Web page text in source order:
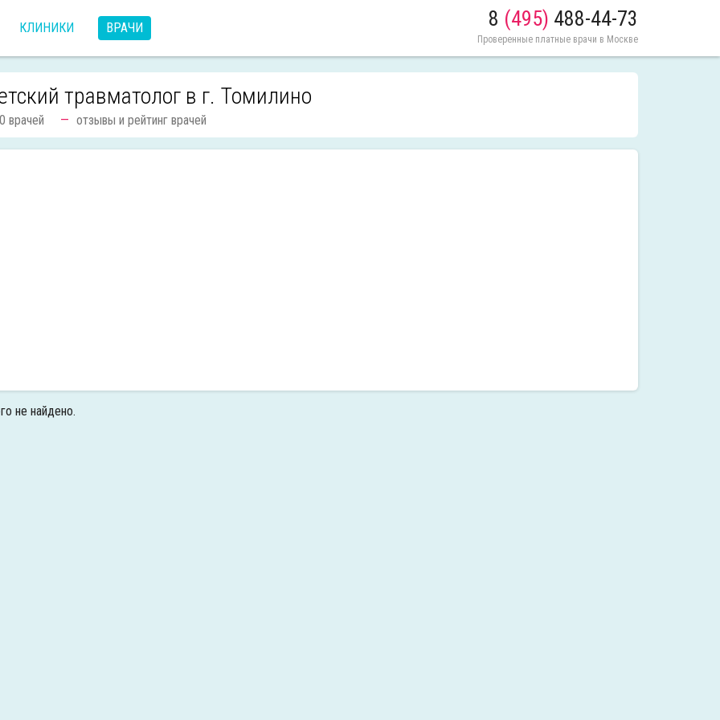
КЛИНИКИ ВРАЧИ 8 (495) 488-44-73
Проверенные платные врачи в Москве
травматолог в г. Томилино
0 врачей отзывы и рейтинг врачей
не найдено.